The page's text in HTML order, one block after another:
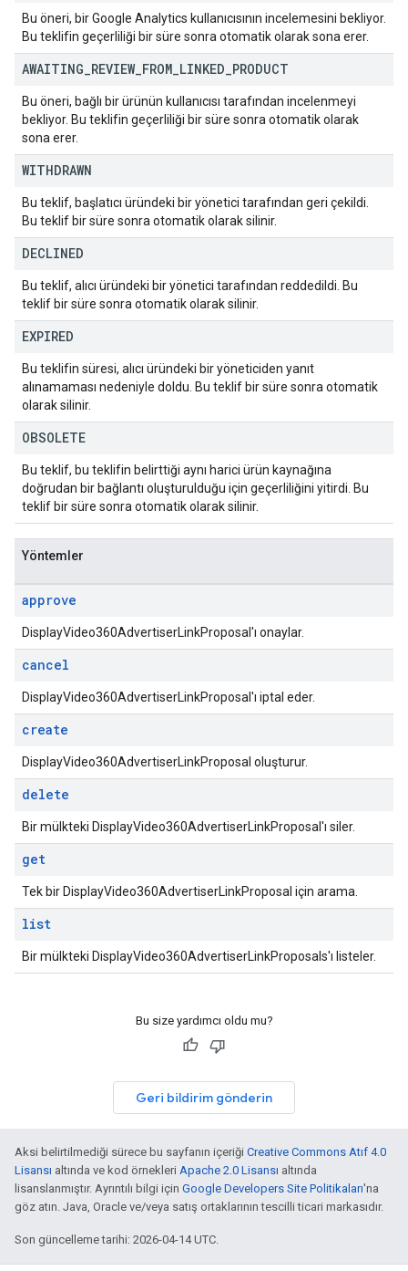
Bu öneri, bir Google Analytics kullanıcısının incelemesini bekliyor.
Bu teklifin geçerliliği bir süre sonra otomatik olarak sona erer.
AWAITING REVIEW_ FROM LINKED PRODUCT
Bu öneri, bağlı bir ürünün kullanıcısı tarafından incelenmeyi
bekliyor. Bu teklifin geçerliliği bir süre sonra otomatik olarak
sona erer.
WITHDRAWN
Bu teklif, başlatıcı üründeki bir yönetici tarafından geri çekildi.
Bu teklif bir süre sonra otomatik olarak silinir.
DECLINED
Bu teklif, alıcı üründeki bir yönetici tarafından reddedildi. Bu
teklif bir süre sonra otomatik olarak silinir.
EXPIRED
Bu teklifin süresi, alıcı üründeki bir yöneticiden yanıt
alınamaması nedeniyle doldu. Bu teklif bir süre sonra otomatik
olarak silinir.
OBSOLETE
Bu teklif, bu teklifin belirttiği aynı harici ürün kaynağına
doğrudan bir bağlantı oluşturulduğu için geçerliliğini yitirdi. Bu
teklif bir süre sonra otomatik olarak silinir.
Yöntemler
approve
DisplayVideo360AdvertiserLinkProposal'ı onaylar.
cancel
DisplayVideo360AdvertiserLinkProposal'ı iptal eder.
create
DisplayVideo360AdvertiserLinkProposal oluşturur.
delete
Bir mülkteki DisplayVideo360AdvertiserLinkProposal'ı siler.
get
Tek bir DisplayVideo360AdvertiserLinkProposal için arama.
list
Bir mülkteki DisplayVideo360AdvertiserLinkProposals'ı listeler.
Bu size yardımcı oldu mu?
Geri bildirim gönderin
Aksi belirtilmediği sürece bu sayfanın içeriği Creative Commons Atıf 4.0
Lisansı altında ve kod örnekleri Apache 2.0 Lisansı altında
lisanslanmıştır. Ayrıntılı bilgi için Google Developers Site Politikaları'na
göz atın. Java, Oracle ve/veya satış ortaklarının tescilli ticari markasıdır.
Son güncelleme tarihi: 2026-04-14 UTC.